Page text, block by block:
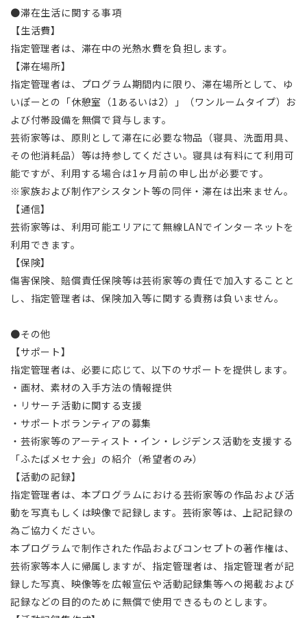
●滞在生活に関する事項
【生活費】
指定管理者は、滞在中の光熱水費を負担します。
【滞在場所】
指定管理者は、プログラム期間内に限り、滞在場所として、ゆ
いぽーとの「休憩室（1あるいは2）」（ワンルームタイプ）お
よび付帯設備を無償で貸与します。
芸術家等は、原則として滞在に必要な物品（寝具、洗面用具、
その他消耗品）等は持参してください。寝具は有料にて利用可
能ですが、利用する場合は1ヶ月前の申し出が必要です。
※家族および制作アシスタント等の同伴・滞在は出来ません。
【通信】
芸術家等は、利用可能エリアにて無線LANでインターネットを
利用できます。
【保険】
傷害保険、賠償責任保険等は芸術家等の責任で加入することと
し、指定管理者は、保険加入等に関する責務は負いません。
●その他
【サポート】
指定管理者は、必要に応じて、以下のサポートを提供します。
・画材、素材の入手方法の情報提供
・リサーチ活動に関する支援
・サポートボランティアの募集
・芸術家等のアーティスト・イン・レジデンス活動を支援する
「ふたばメセナ会」の紹介（希望者のみ）
【活動の記録】
指定管理者は、本プログラムにおける芸術家等の作品および活
動を写真もしくは映像で記録します。芸術家等は、上記記録の
為ご協力ください。
本プログラムで制作された作品およびコンセプトの著作権は、
芸術家等本人に帰属しますが、指定管理者は、指定管理者が記
録した写真、映像等を広報宣伝や活動記録集等への掲載および
記録などの目的のために無償で使用できるものとします。